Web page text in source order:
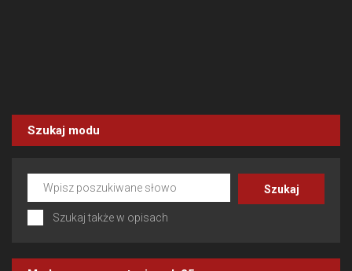
Szukaj modu
Szukaj także w opisach